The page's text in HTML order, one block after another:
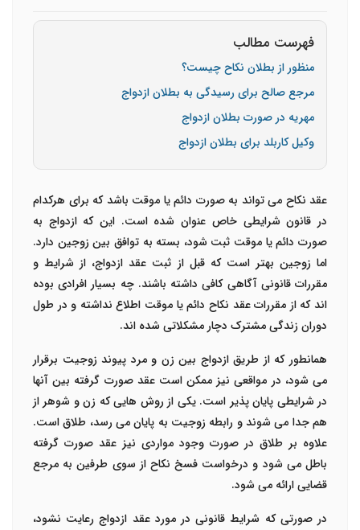
فهرست مطالب
منظور از بطلان نکاح چیست؟
مرجع صالح برای رسیدگی به بطلان ازدواج
مهریه در صورت بطلان ازدواج
وکیل کاربلد برای بطلان ازدواج
عقد نکاح می تواند به صورت دائم یا موقت باشد که برای هرکدام
در قانون شرایطی خاص عنوان شده است. این که ازدواج به
صورت دائم یا موقت ثبت شود، بسته به توافق بین زوجین دارد.
اما زوجین بهتر است که قبل از ثبت عقد ازدواج، از شرایط و
مقررات قانونی آگاهی کافی داشته باشند. چه بسیار افرادی بوده
اند که از مقررات عقد نکاح دائم یا موقت اطلاع نداشته و در طول
دوران زندگی مشترک دچار مشکلاتی شده اند.
همانطور که از طریق ازدواج بین زن و مرد پیوند زوجیت برقرار
می شود، در مواقعی نیز ممکن است عقد صورت گرفته بین آنها
در شرایطی پایان پذیر است. یکی از روش هایی که زن و شوهر از
هم جدا می شوند و رابطه زوجیت به پایان می رسد، طلاق است.
علاوه بر طلاق در صورت وجود مواردی نیز عقد صورت گرفته
باطل می شود و درخواست فسخ نکاح از سوی طرفین به مرجع
قضایی ارائه می شود.
در صورتی که شرایط قانونی در مورد عقد ازدواج رعایت نشود،